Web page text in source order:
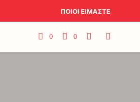
ΠΟΙΟΙ ΕΙΜΑΣΤΕ
0 0